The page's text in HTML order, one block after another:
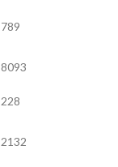
789
8093
228
2132